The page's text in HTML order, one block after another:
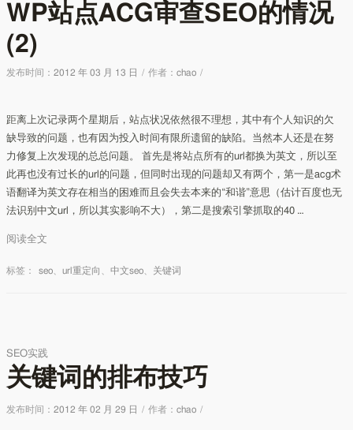
WP站点ACG审查SEO的情况
(2)
发布时间：2012 年 03 月 13 日 / 作者：chao /
距离上次记录两个星期后，站点状况依然很不理想，其中有个人知识的欠
缺导致的问题，也有因为投入时间有限所遗留的缺陷。当然本人还是在努
力修复上次发现的总总问题。 首先是将站点所有的url都换为英文，所以至
此再也没有过长的url的问题，但同时出现的问题却又有两个，第一是acg术
语翻译为英文存在相当的困难而且会失去本来的“和谐”意思（估计百度也无
法识别中文url，所以其实影响不大），第二是搜索引擎抓取的40 …
阅读全文
标签： seo 、url重定向 、中文seo 关键词
SEO实践
关键词的排布技巧
发布时间：2012 年 02 月 29 日 / 作者：chao /